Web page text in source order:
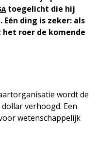
toegelicht die hij
ding is zeker: als
roer de komende
wordt de
verhoogd. Een
wetenschappelijk